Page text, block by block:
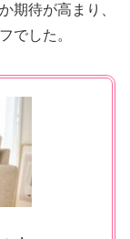
期待が高まり、
でした。